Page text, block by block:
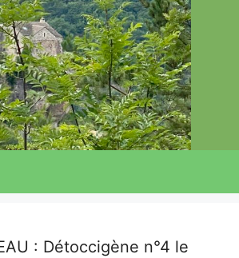
: Détoccigène n°4 le